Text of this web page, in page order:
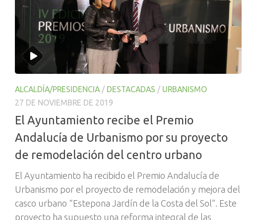
ALCALDÍA/PRESIDENCIA / DESTACADAS / URBANISMO
27 DE NOVIEMBRE DE 2019
El Ayuntamiento recibe el Premio
Andalucía de Urbanismo por su proyecto
de remodelación del centro urbano
El Ayuntamiento ha recibido el Premio Andalucía de
Urbanismo por el proyecto de remodelación y mejora del
casco urbano “Estepona Jardín de la Costa del Sol”. Este
proyecto ha supuesto una reforma integral de las